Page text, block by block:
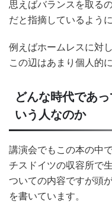
思えばバランスを取る
だと指摘しているよう
例えばホームレスに対
この辺はあまり個人的
どんな時代であ
いう人なのか
講演会でもこの本の中
チスドイツの収容所で
ついての内容ですが頭
を書いています。